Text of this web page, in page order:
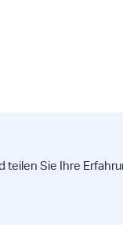
teilen Sie Ihre